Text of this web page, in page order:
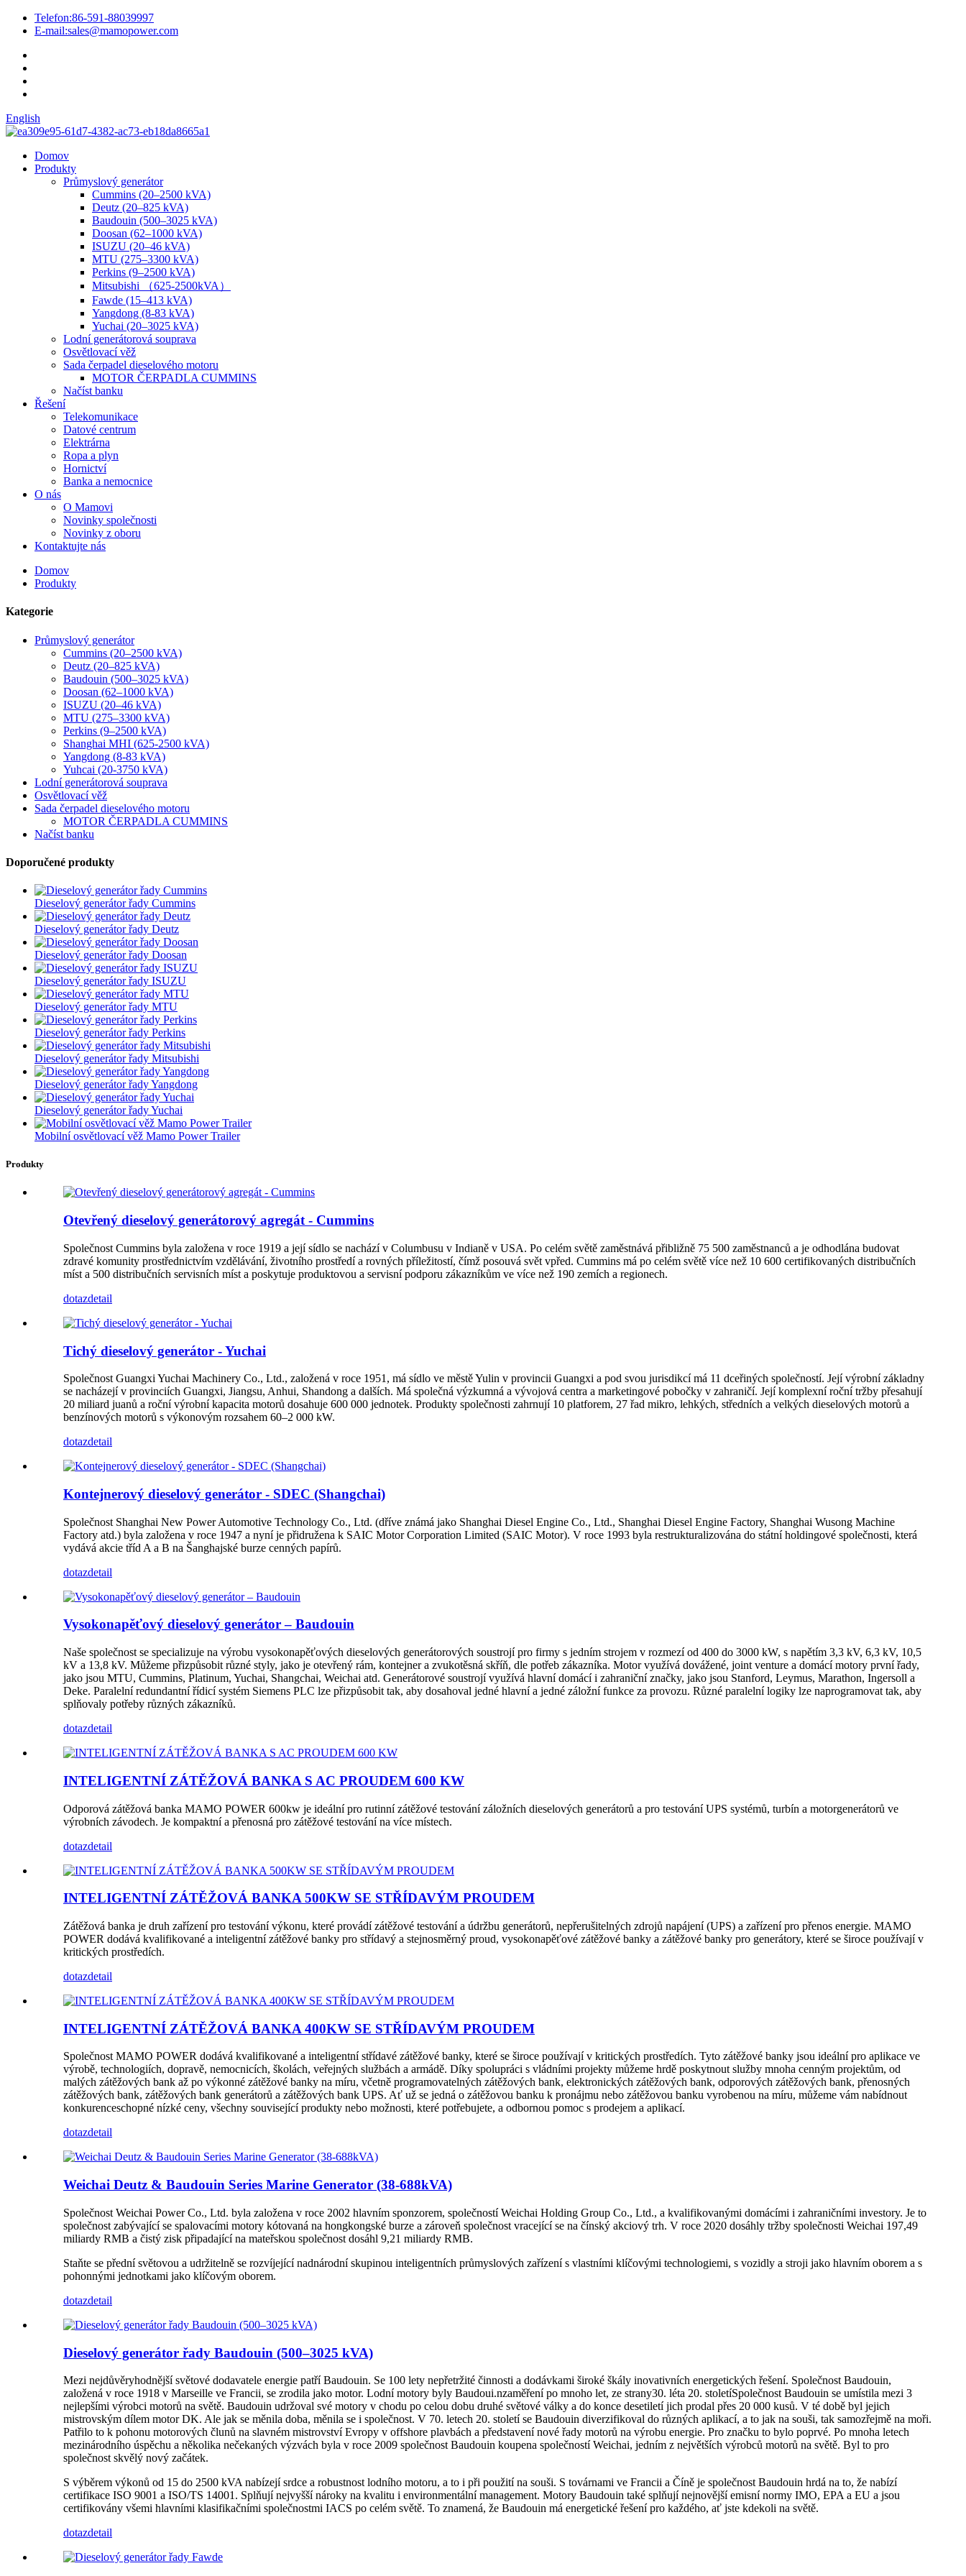
Telefon:86-591-88039997
E-mail:sales@mamopower.com
English
Domov
Produkty
Průmyslový generátor
Cummins (20–2500 kVA)
Deutz (20–825 kVA)
Baudouin (500–3025 kVA)
Doosan (62–1000 kVA)
ISUZU (20–46 kVA)
MTU (275–3300 kVA)
Perkins (9–2500 kVA)
Mitsubishi （625-2500kVA）
Fawde (15–413 kVA)
Yangdong (8-83 kVA)
Yuchai (20–3025 kVA)
Lodní generátorová souprava
Osvětlovací věž
Sada čerpadel dieselového motoru
MOTOR ČERPADLA CUMMINS
Načíst banku
Řešení
Telekomunikace
Datové centrum
Elektrárna
Ropa a plyn
Hornictví
Banka a nemocnice
O nás
O Mamovi
Novinky společnosti
Novinky z oboru
Kontaktujte nás
Domov
Produkty
Kategorie
Průmyslový generátor
Cummins (20–2500 kVA)
Deutz (20–825 kVA)
Baudouin (500–3025 kVA)
Doosan (62–1000 kVA)
ISUZU (20–46 kVA)
MTU (275–3300 kVA)
Perkins (9–2500 kVA)
Shanghai MHI (625-2500 kVA)
Yangdong (8-83 kVA)
Yuhcai (20-3750 kVA)
Lodní generátorová souprava
Osvětlovací věž
Sada čerpadel dieselového motoru
MOTOR ČERPADLA CUMMINS
Načíst banku
Doporučené produkty
Dieselový generátor řady Cummins
Dieselový generátor řady Deutz
Dieselový generátor řady Doosan
Dieselový generátor řady ISUZU
Dieselový generátor řady MTU
Dieselový generátor řady Perkins
Dieselový generátor řady Mitsubishi
Dieselový generátor řady Yangdong
Dieselový generátor řady Yuchai
Mobilní osvětlovací věž Mamo Power Trailer
Produkty
Otevřený dieselový generátorový agregát - Cummins
Společnost Cummins byla založena v roce 1919 a její sídlo se nachází v Columbusu v Indianě v USA. Po celém světě zaměstnává přibližně 75 500 zaměstnanců a je odhodlána budovat
zdravé komunity prostřednictvím vzdělávání, životního prostředí a rovných příležitostí, čímž posouvá svět vpřed. Cummins má po celém světě více než 10 600 certifikovaných distribučních
míst a 500 distribučních servisních míst a poskytuje produktovou a servisní podporu zákazníkům ve více než 190 zemích a regionech.
dotazdetail
Tichý dieselový generátor - Yuchai
Společnost Guangxi Yuchai Machinery Co., Ltd., založená v roce 1951, má sídlo ve městě Yulin v provincii Guangxi a pod svou jurisdikcí má 11 dceřiných společností. Její výrobní základny
se nacházejí v provinciích Guangxi, Jiangsu, Anhui, Shandong a dalších. Má společná výzkumná a vývojová centra a marketingové pobočky v zahraničí. Její komplexní roční tržby přesahují
20 miliard juanů a roční výrobní kapacita motorů dosahuje 600 000 jednotek. Produkty společnosti zahrnují 10 platforem, 27 řad mikro, lehkých, středních a velkých dieselových motorů a
benzínových motorů s výkonovým rozsahem 60–2 000 kW.
dotazdetail
Kontejnerový dieselový generátor - SDEC (Shangchai)
Společnost Shanghai New Power Automotive Technology Co., Ltd. (dříve známá jako Shanghai Diesel Engine Co., Ltd., Shanghai Diesel Engine Factory, Shanghai Wusong Machine
Factory atd.) byla založena v roce 1947 a nyní je přidružena k SAIC Motor Corporation Limited (SAIC Motor). V roce 1993 byla restrukturalizována do státní holdingové společnosti, která
vydává akcie tříd A a B na Šanghajské burze cenných papírů.
dotazdetail
Vysokonapěťový dieselový generátor – Baudouin
Naše společnost se specializuje na výrobu vysokonapěťových dieselových generátorových soustrojí pro firmy s jedním strojem v rozmezí od 400 do 3000 kW, s napětím 3,3 kV, 6,3 kV, 10,5
kV a 13,8 kV. Můžeme přizpůsobit různé styly, jako je otevřený rám, kontejner a zvukotěsná skříň, dle potřeb zákazníka. Motor využívá dovážené, joint venture a domácí motory první řady,
jako jsou MTU, Cummins, Platinum, Yuchai, Shangchai, Weichai atd. Generátorové soustrojí využívá hlavní domácí i zahraniční značky, jako jsou Stanford, Leymus, Marathon, Ingersoll a
Deke. Paralelní redundantní řídicí systém Siemens PLC lze přizpůsobit tak, aby dosahoval jedné hlavní a jedné záložní funkce za provozu. Různé paralelní logiky lze naprogramovat tak, aby
splňovaly potřeby různých zákazníků.
dotazdetail
INTELIGENTNÍ ZÁTĚŽOVÁ BANKA S AC PROUDEM 600 KW
Odporová zátěžová banka MAMO POWER 600kw je ideální pro rutinní zátěžové testování záložních dieselových generátorů a pro testování UPS systémů, turbín a motorgenerátorů ve
výrobních závodech. Je kompaktní a přenosná pro zátěžové testování na více místech.
dotazdetail
INTELIGENTNÍ ZÁTĚŽOVÁ BANKA 500KW SE STŘÍDAVÝM PROUDEM
Zátěžová banka je druh zařízení pro testování výkonu, které provádí zátěžové testování a údržbu generátorů, nepřerušitelných zdrojů napájení (UPS) a zařízení pro přenos energie. MAMO
POWER dodává kvalifikované a inteligentní zátěžové banky pro střídavý a stejnosměrný proud, vysokonapěťové zátěžové banky a zátěžové banky pro generátory, které se široce používají v
kritických prostředích.
dotazdetail
INTELIGENTNÍ ZÁTĚŽOVÁ BANKA 400KW SE STŘÍDAVÝM PROUDEM
Společnost MAMO POWER dodává kvalifikované a inteligentní střídavé zátěžové banky, které se široce používají v kritických prostředích. Tyto zátěžové banky jsou ideální pro aplikace ve
výrobě, technologiích, dopravě, nemocnicích, školách, veřejných službách a armádě. Díky spolupráci s vládními projekty můžeme hrdě poskytnout služby mnoha cenným projektům, od
malých zátěžových bank až po výkonné zátěžové banky na míru, včetně programovatelných zátěžových bank, elektronických zátěžových bank, odporových zátěžových bank, přenosných
zátěžových bank, zátěžových bank generátorů a zátěžových bank UPS. Ať už se jedná o zátěžovou banku k pronájmu nebo zátěžovou banku vyrobenou na míru, můžeme vám nabídnout
konkurenceschopné nízké ceny, všechny související produkty nebo možnosti, které potřebujete, a odbornou pomoc s prodejem a aplikací.
dotazdetail
Weichai Deutz & Baudouin Series Marine Generator (38-688kVA)
Společnost Weichai Power Co., Ltd. byla založena v roce 2002 hlavním sponzorem, společností Weichai Holding Group Co., Ltd., a kvalifikovanými domácími i zahraničními investory. Je to
společnost zabývající se spalovacími motory kótovaná na hongkongské burze a zároveň společnost vracející se na čínský akciový trh. V roce 2020 dosáhly tržby společnosti Weichai 197,49
miliardy RMB a čistý zisk připadající na mateřskou společnost dosáhl 9,21 miliardy RMB.
Staňte se přední světovou a udržitelně se rozvíjející nadnárodní skupinou inteligentních průmyslových zařízení s vlastními klíčovými technologiemi, s vozidly a stroji jako hlavním oborem a s
pohonnými jednotkami jako klíčovým oborem.
dotazdetail
Dieselový generátor řady Baudouin (500–3025 kVA)
Mezi nejdůvěryhodnější světové dodavatele energie patří Baudouin. Se 100 lety nepřetržité činnosti a dodávkami široké škály inovativních energetických řešení. Společnost Baudouin,
založená v roce 1918 v Marseille ve Francii, se zrodila jako motor. Lodní motory byly Baudoui.nzaměření po mnoho let, ze strany30. léta 20. stoletíSpolečnost Baudouin se umístila mezi 3
nejlepšími výrobci motorů na světě. Baudouin udržoval své motory v chodu po celou dobu druhé světové války a do konce desetiletí jich prodal přes 20 000 kusů. V té době byl jejich
mistrovským dílem motor DK. Ale jak se měnila doba, měnila se i společnost. V 70. letech 20. století se Baudouin diverzifikoval do různých aplikací, a to jak na souši, tak samozřejmě na moři.
Patřilo to k pohonu motorových člunů na slavném mistrovství Evropy v offshore plavbách a představení nové řady motorů na výrobu energie. Pro značku to bylo poprvé. Po mnoha letech
mezinárodního úspěchu a několika nečekaných výzvách byla v roce 2009 společnost Baudouin koupena společností Weichai, jedním z největších výrobců motorů na světě. Byl to pro
společnost skvělý nový začátek.
S výběrem výkonů od 15 do 2500 kVA nabízejí srdce a robustnost lodního motoru, a to i při použití na souši. S továrnami ve Francii a Číně je společnost Baudouin hrdá na to, že nabízí
certifikace ISO 9001 a ISO/TS 14001. Splňují nejvyšší nároky na kvalitu i environmentální management. Motory Baudouin také splňují nejnovější emisní normy IMO, EPA a EU a jsou
certifikovány všemi hlavními klasifikačními společnostmi IACS po celém světě. To znamená, že Baudouin má energetické řešení pro každého, ať jste kdekoli na světě.
dotazdetail